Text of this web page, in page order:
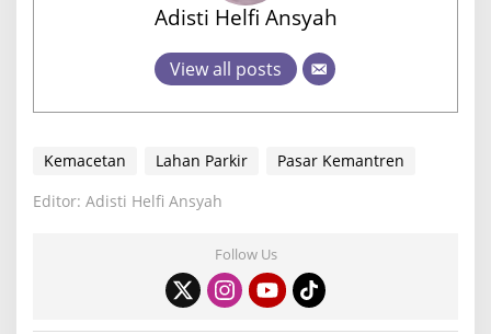
Adisti Helfi Ansyah
View all posts
Kemacetan Lahan Parkir
Pasar Kemantren
Editor: Adisti Helfi Ansyah
Follow Us